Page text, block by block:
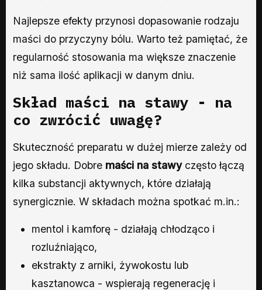
Najlepsze efekty przynosi dopasowanie rodzaju
maści do przyczyny bólu. Warto też pamiętać, że
regularność stosowania ma większe znaczenie
niż sama ilość aplikacji w danym dniu.
Skład maści na stawy - na
co zwrócić uwagę?
Skuteczność preparatu w dużej mierze zależy od
jego składu. Dobre maści na stawyczęsto łączą
kilka substancji aktywnych, które działają
synergicznie. W składach można spotkać m.in.:
mentol i kamforę - działają chłodząco i
rozluźniająco,
ekstrakty z arniki, żywokostu lub
kasztanowca - wspierają regenerację i